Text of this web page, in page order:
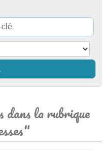
dans la rubrique